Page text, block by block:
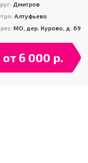
Дмитров
Алтуфьево
МО, дер. Курово, д. 69
от 6 000 р.